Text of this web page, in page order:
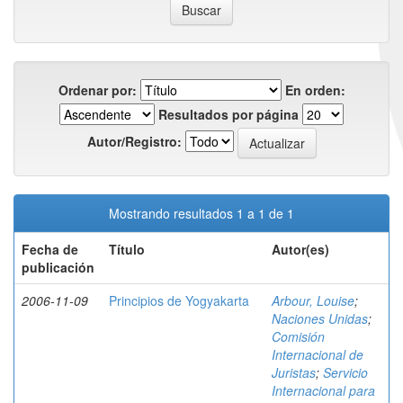
Ordenar por:
En orden:
Resultados por página
Autor/Registro:
Mostrando resultados 1 a 1 de 1
Fecha de
publicación
Título Autor(es)
2006-11-09 Principios de Yogyakarta Arbour, Louise;
Naciones Unidas;
Comisión
Internacional de
Juristas; Servicio
Internacional para